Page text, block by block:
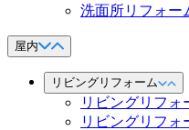
洗面所リフォー
屋内
リビングリフォーム
リビングリフォ
リビングリフォ